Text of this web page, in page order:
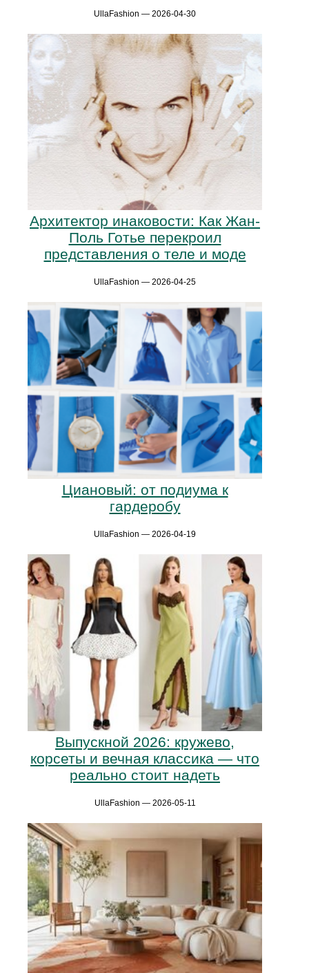
UllaFashion — 2026-04-30
Архитектор инаковости: Как Жан-
Поль Готье перекроил
представления о теле и моде
UllaFashion — 2026-04-25
Циановый: от подиума к
гардеробу
UllaFashion — 2026-04-19
Выпускной 2026: кружево,
корсеты и вечная классика — что
реально стоит надеть
UllaFashion — 2026-05-11